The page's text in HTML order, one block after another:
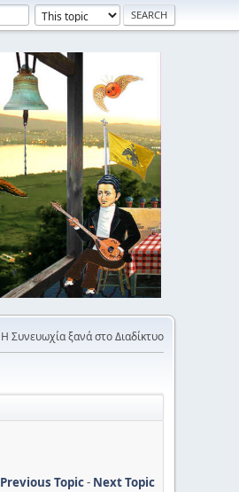
Η Συνευωχία ξανά στο Διαδίκτυο
Previous Topic- Next Topic